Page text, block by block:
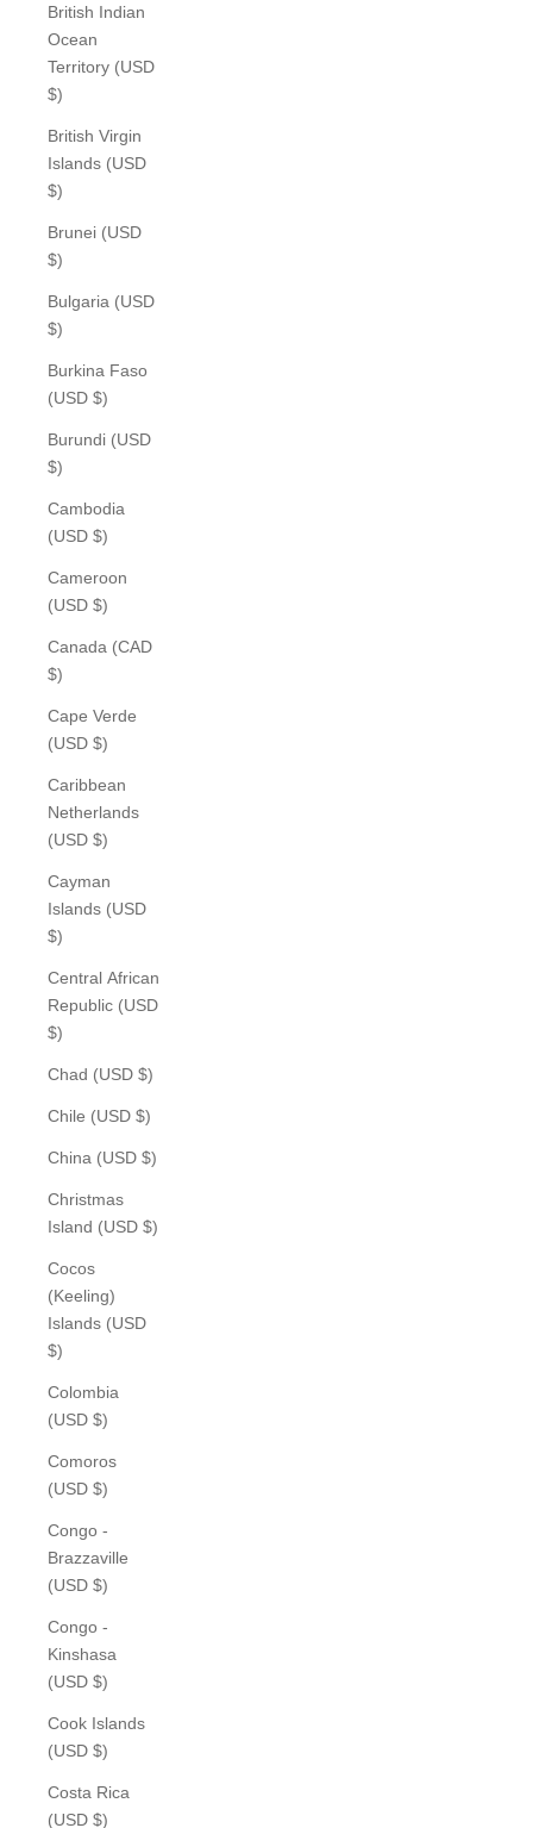
British Indian
Ocean
Territory (USD
$)
British Virgin
Islands (USD
$)
Brunei (USD
$)
Bulgaria (USD
$)
Burkina Faso
(USD $)
Burundi (USD
$)
Cambodia
(USD $)
Cameroon
(USD $)
Canada (CAD
$)
Cape Verde
(USD $)
Caribbean
Netherlands
(USD $)
Cayman
Islands (USD
$)
Central African
Republic (USD
$)
Chad (USD $)
Chile (USD $)
China (USD $)
Christmas
Island (USD $)
Cocos
(Keeling)
Islands (USD
$)
Colombia
(USD $)
Comoros
(USD $)
Congo -
Brazzaville
(USD $)
Congo -
Kinshasa
(USD $)
Cook Islands
(USD $)
Costa Rica
(USD $)